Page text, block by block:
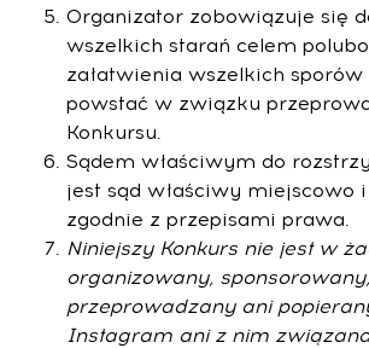
Organizator zobowiązuje się
wszelkich starań celem
załatwienia wszelkich
powstać w związku
Konkursu.
Sądem właściwym do
jest sąd właściwy miejscowo
zgodnie z przepisami prawa.
Niniejszy Konkurs nie jest w
organizowany, sponsorowany,
przeprowadzany ani
Instagram ani z nim